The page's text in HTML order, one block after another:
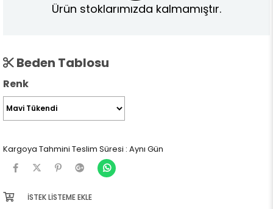
Ürün stoklarımızda kalmamıştır.
Beden Tablosu
Renk
Kargoya Tahmini Teslim Süresi : Aynı Gün
İSTEK LISTEME EKLE